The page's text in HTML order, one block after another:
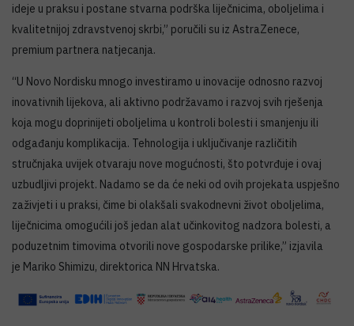
ideje u praksu i postane stvarna podrška liječnicima, oboljelima i
kvalitetnijoj zdravstvenoj skrbi,” poručili su iz AstraZenece,
premium partnera natjecanja.
“U Novo Nordisku mnogo investiramo u inovacije odnosno razvoj
inovativnih lijekova, ali aktivno podržavamo i razvoj svih rješenja
koja mogu doprinijeti oboljelima u kontroli bolesti i smanjenju ili
odgađanju komplikacija. Tehnologija i uključivanje različitih
stručnjaka uvijek otvaraju nove mogućnosti, što potvrđuje i ovaj
uzbudljivi projekt. Nadamo se da će neki od ovih projekata uspješno
zaživjeti i u praksi, čime bi olakšali svakodnevni život oboljelima,
liječnicima omogućili još jedan alat učinkovitog nadzora bolesti, a
poduzetnim timovima otvorili nove gospodarske prilike,” izjavila
je Mariko Shimizu, direktorica NN Hrvatska.